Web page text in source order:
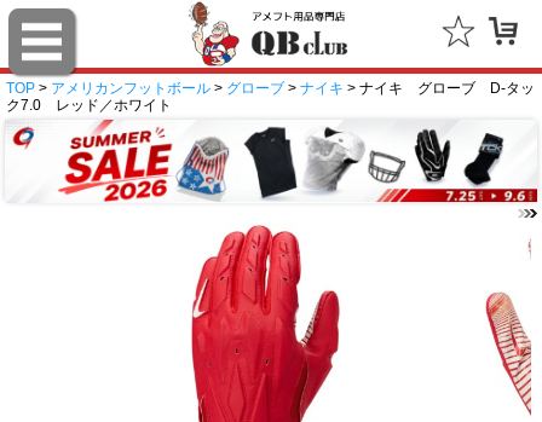
TOP > アメリカンフットボール > グローブ > ナイキ > ナイキ グローブ D-タッ
ク7.0 レッド／ホワイト